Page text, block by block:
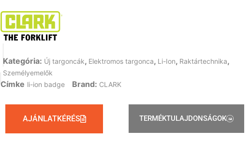
Kategória: Új targoncák, Elektromos targonca, Li-Ion, Raktártechnika,
Személyemelők
Címke li-ion badge Brand: CLARK
AJÁNLATKÉRÉS TERMÉKTULAJDONSÁGOK